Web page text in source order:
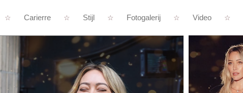
Carierre Stijl Fotogalerij Video